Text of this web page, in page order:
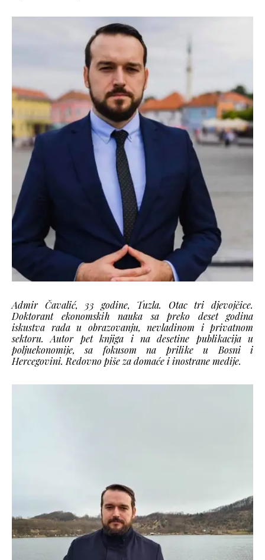
Admir Čavalić, 33 godine, Tuzla. Otac tri djevojčice.
Doktorant ekonomskih nauka sa preko deset godina
iskustva rada u obrazovanju, nevladinom i privatnom
sektoru. Autor pet knjiga i na desetine publikacija u
poljuekonomije, sa fokusom na prilike u Bosni i
Hercegovini. Redovno piše za domaće i inostrane medije.